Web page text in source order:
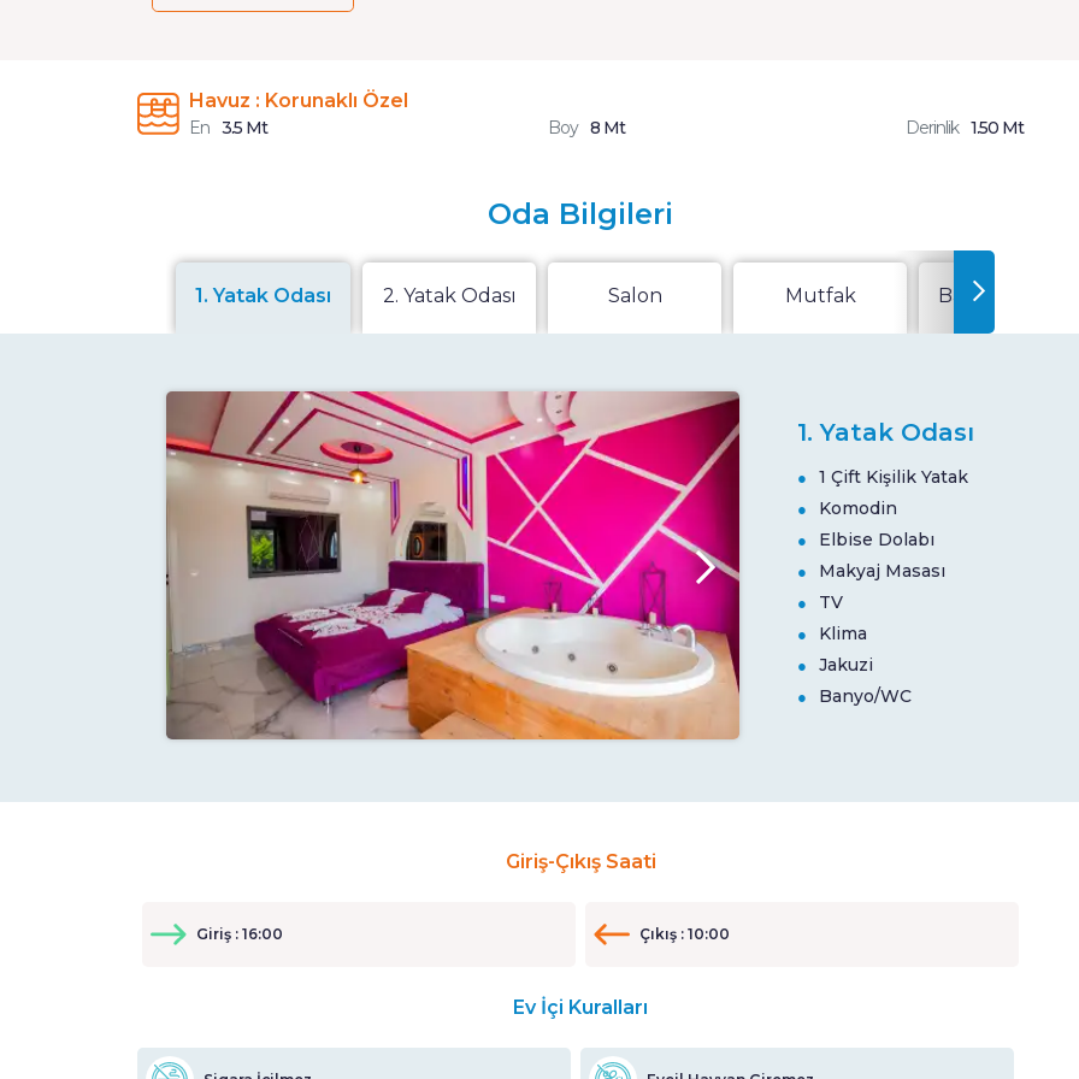
Havuz : Korunaklı Özel
En 3.5 Mt Boy 8 Mt Derinlik 1.50 Mt
Oda Bilgileri
1. Yatak Odası 2. Yatak Odası Salon Mutfak Bahçe Veya
1. Yatak Odası
1 Çift Kişilik Yatak
Komodin
Elbise Dolabı
Makyaj Masası
TV
Klima
Jakuzi
Banyo/WC
Giriş-Çıkış Saati
Giriş : 16:00 Çıkış : 10:00
Ev İçi Kuralları